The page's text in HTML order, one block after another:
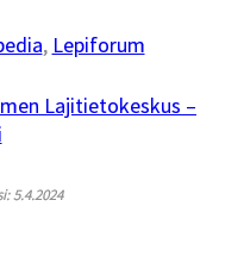
, Lepiforum
Lajitietokeskus –
5.4.2024